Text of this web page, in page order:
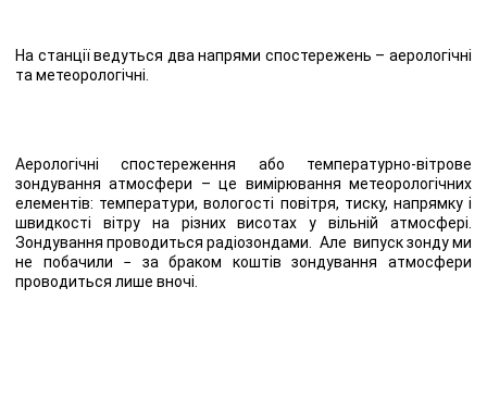
На станції ведуться два напрями спостережень – аерологічні
та метеорологічні.
Аерологічні спостереження або температурно-вітрове
зондування атмосфери – це вимірювання метеорологічних
елементів: температури, вологості повітря, тиску, напрямку і
швидкості вітру на різних висотах у вільній атмосфері.
Зондування проводиться радіозондами. Але випуск зонду ми
не побачили − за браком коштів зондування атмосфери
проводиться лише вночі.